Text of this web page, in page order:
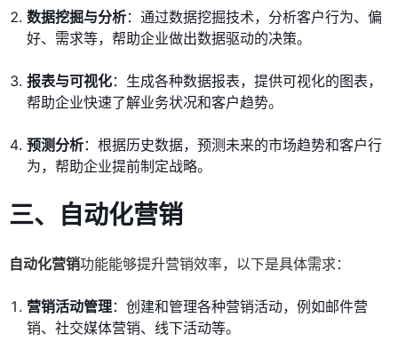
数据挖掘与分析：通过数据挖掘技术，分析客户行为、偏
好、需求等，帮助企业做出数据驱动的决策。
报表与可视化：生成各种数据报表，提供可视化的图表，
帮助企业快速了解业务状况和客户趋势。
预测分析：根据历史数据，预测未来的市场趋势和客户行
为，帮助企业提前制定战略。
三、自动化营销
自动化营销功能能够提升营销效率，以下是具体需求：
营销活动管理：创建和管理各种营销活动，例如邮件营
销、社交媒体营销、线下活动等。